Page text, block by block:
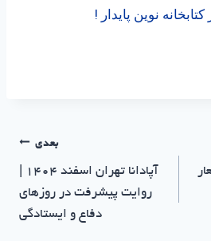
نوین پایدار !
بعدی
روایت پیشرفت در روزهای
دفاع و ایستادگی